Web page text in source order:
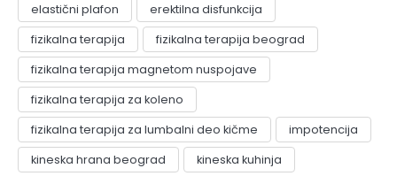
elastični plafon
erektilna disfunkcija
fizikalna terapija
fizikalna terapija beograd
fizikalna terapija magnetom nuspojave
fizikalna terapija za koleno
fizikalna terapija za lumbalni deo kičme
impotencija
kineska hrana beograd
kineska kuhinja